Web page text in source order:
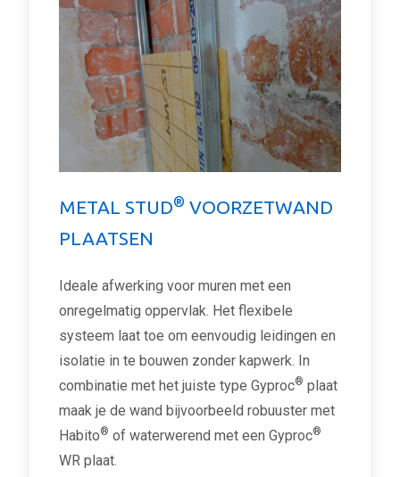
METAL STUD® VOORZETWAND
PLAATSEN
Ideale afwerking voor muren met een
onregelmatig oppervlak. Het flexibele
systeem laat toe om eenvoudig leidingen en
isolatie in te bouwen zonder kapwerk. In
combinatie met het juiste type Gyproc® plaat
maak je de wand bijvoorbeeld robuuster met
Habito® of waterwerend met een Gyproc®
WR plaat.